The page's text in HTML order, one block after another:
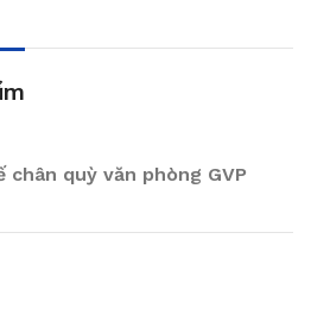
quỳ văn phòng GVP